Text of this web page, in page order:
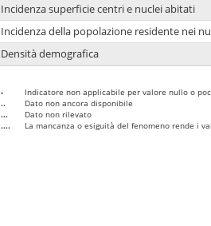
Incidenza superficie centri e nuclei abitati
Incidenza della popolazione residente nei
Densità demografica
-
Indicatore non applicabile per valore nullo o
..
Dato non ancora disponibile
...
Dato non rilevato
....
La mancanza o esiguità del fenomeno rende i